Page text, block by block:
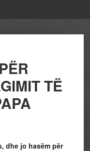
TË
dhe jo hasëm për